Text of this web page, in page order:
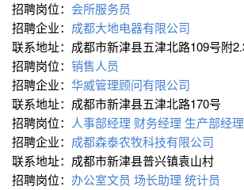
招聘岗位： 会所服务员
招聘企业： 成都大地电器有限公司
联系地址：成都市新津县五津北路109号附
招聘岗位： 销售人员
招聘企业： 华威管理顾问有限公司
联系地址：成都市新津县五津北路170号
招聘岗位： 人事部经理 财务经理 生产部经理
招聘企业： 成都森泰农牧科技有限公司
联系地址：成都市新津县普兴镇袁山村
招聘岗位： 办公室文员 场长助理 统计员